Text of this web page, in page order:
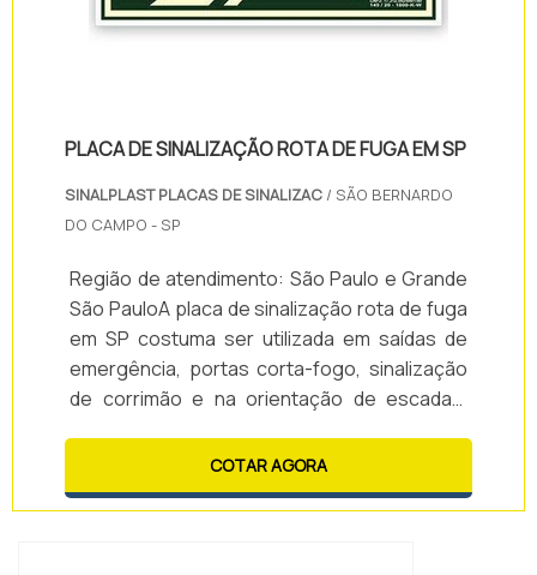
PLACA DE SINALIZAÇÃO ROTA DE FUGA EM SP
SINALPLAST PLACAS DE SINALIZAC / SÃO BERNARDO
DO CAMPO - SP
Região de atendimento: São Paulo e Grande
São PauloA placa de sinalização rota de fuga
em SP costuma ser utilizada em saídas de
emergência, portas corta-fogo, sinalização
de corrimão e na orientação de escadas.
que ocorra a movimentação das pessoas em
diversas situações, principalmente em
situações de emergência em que a
COTAR AGORA